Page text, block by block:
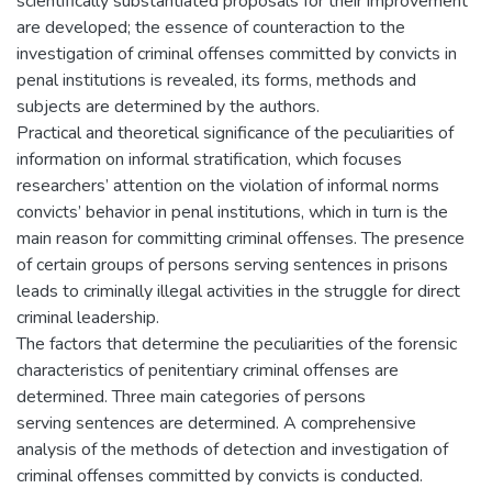
are developed; the essence of counteraction to the
investigation of criminal offenses committed by convicts in
penal institutions is revealed, its forms, methods and
subjects are determined by the authors.
Practical and theoretical significance of the peculiarities of
information on informal stratification, which focuses
researchers’ attention on the violation of informal norms
convicts’ behavior in penal institutions, which in turn is the
main reason for committing criminal offenses. The presence
of certain groups of persons serving sentences in prisons
leads to criminally illegal activities in the struggle for direct
criminal leadership.
The factors that determine the peculiarities of the forensic
characteristics of penitentiary criminal offenses are
determined. Three main categories of persons
serving sentences are determined. A comprehensive
analysis of the methods of detection and investigation of
criminal offenses committed by convicts is conducted.